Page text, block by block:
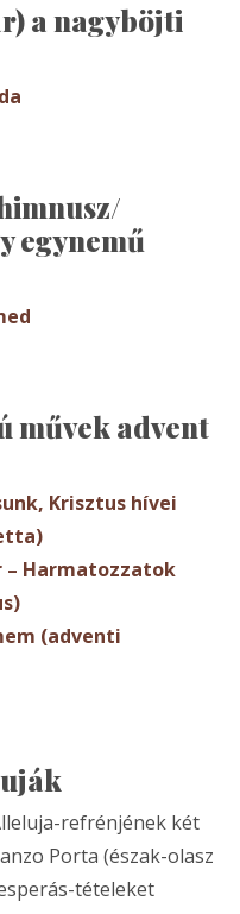
a nagyböjti
egynemű
művek advent
Krisztus hívei
– Harmatozzatok
(adventi
refrénjének két
Porta (észak-olasz
tételeket